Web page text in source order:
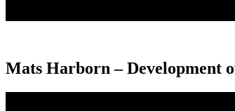
Mats Harborn – Development